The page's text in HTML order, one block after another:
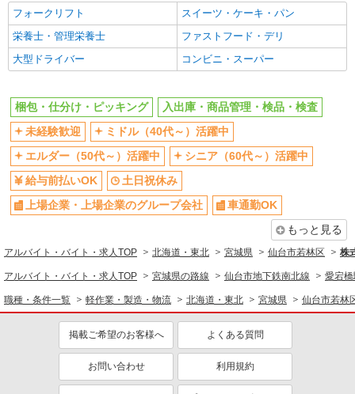
フォークリフト
スイーツ・ケーキ・パン
栄養士・管理栄養士
ファストフード・デリ
大型ドライバー
コンビニ・スーパー
梱包・仕分け・ピッキング
入出庫・商品管理・検品・検査
未経験歓迎
ミドル（40代～）活躍中
エルダー（50代～）活躍中
シニア（60代～）活躍中
給与前払いOK
土日祝休み
上場企業・上場企業のグループ会社
車通勤OK
もっと見る
アルバイト・バイト・求人TOP 北海道・東北 宮城県 仙台市若林区 株
アルバイト・バイト・求人TOP 宮城県の路線 仙台市地下鉄南北線 愛宕
職種・条件一覧 軽作業・製造・物流 北海道・東北 宮城県 仙台市若林
掲載ご希望のお客様へ よくある質問
お問い合わせ 利用規約